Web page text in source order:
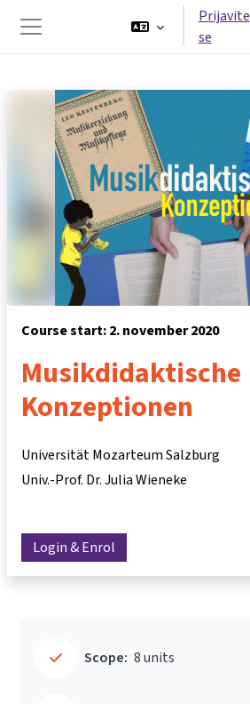
Stransko polje
Prijavite
se
Course start: 2. november 2020
Musikdidaktische
Konzeptionen
Universität Mozarteum Salzburg
Univ.-Prof. Dr. Julia Wieneke
Login & Enrol
Scope: 8 units